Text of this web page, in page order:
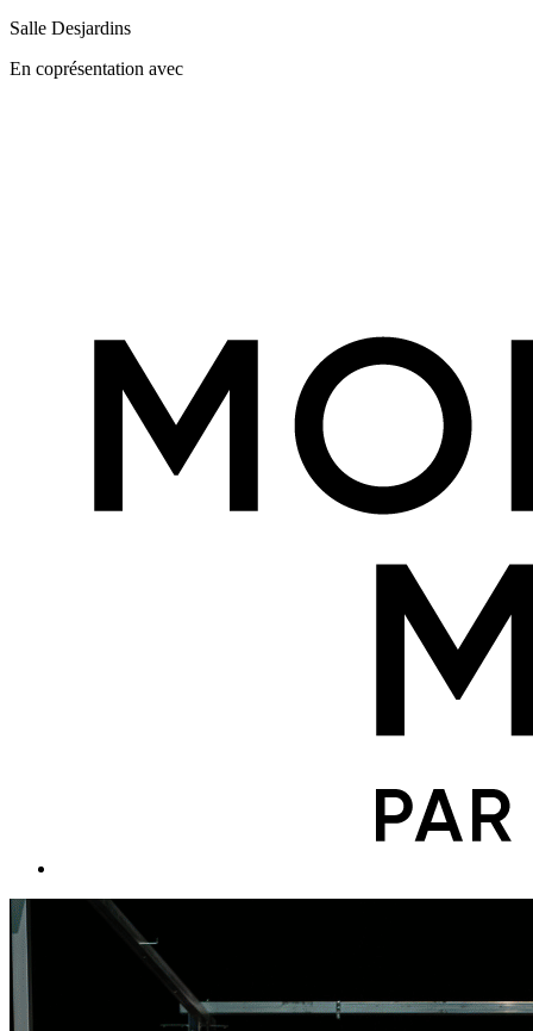
Salle Desjardins
En coprésentation avec